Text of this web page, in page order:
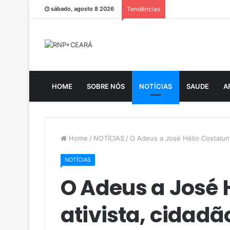
sábado, agosto 8 2026 Tendências
HOME SOBRE NÓS NOTÍCIAS SAUDE
Home / NOTÍCIAS / O Adeus a José Hélio
NOTÍCIAS
O Adeus a
ativista,